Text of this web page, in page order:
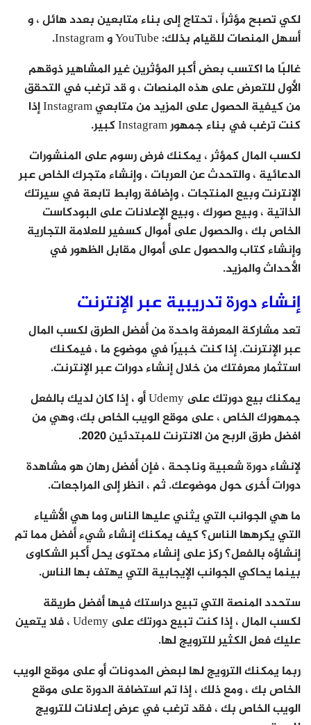
لكي تصبح مؤثراً ، تحتاج إلى بناء متابعين بعدد هائل ، و
أسهل المنصات للقيام بذلك: YouTube و Instagram.
غالبًا ما اكتسب بعض أكبر المؤثرين غير المشاهير ذوقهم
الأول للتعرض على هذه المنصات ، و قد ترغب في التحقق
من كيفية الحصول على المزيد من متابعي Instagram إذا
كنت ترغب في بناء جمهور Instagram كبير.
لكسب المال كمؤثر ، يمكنك فرض رسوم على المنشورات
الدعائية ، والتحدث عن العربات ، وإنشاء متجرك الخاص عبر
الإنترنت وبيع المنتجات ، وإضافة روابط تابعة في سيرتك
الذاتية ، وبيع صورك ، وبيع الإعلانات على البودكاست
الخاص بك ، والحصول على أموال كسفير للعلامة التجارية
وإنشاء كتاب والحصول على أموال مقابل الظهور في
الأحداث والمزيد.
إنشاء دورة تدريبية عبر الإنترنت
تعد مشاركة المعرفة واحدة من أفضل الطرق لكسب المال
عبر الإنترنت. إذا كنت خبيرًا في موضوع ما ، فيمكنك
استثمار معرفتك من خلال إنشاء دورات عبر الإنترنت.
يمكنك بيع دورتك على Udemy أو ، إذا كان لديك بالفعل
جمهورك الخاص ، على موقع الويب الخاص بك، وهي من
افضل طرق الربح من الانترنت للمبتدئين 2020.
لإنشاء دورة شعبية وناجحة ، فإن أفضل رهان هو مشاهدة
دورات أخرى حول موضوعك. ثم ، انظر إلى المراجعات.
ما هي الجوانب التي يثني عليها الناس وما هي الأشياء
التي يكرهها الناس؟ كيف يمكنك إنشاء شيء أفضل مما تم
إنشاؤه بالفعل؟ ركز على إنشاء محتوى يحل أكبر الشكاوى
بينما يحاكي الجوانب الإيجابية التي يهتف بها الناس.
ستحدد المنصة التي تبيع دراستك فيها أفضل طريقة
لكسب المال ، إذا كنت تبيع دورتك على Udemy ، فلا يتعين
عليك فعل الكثير للترويج لها.
ربما يمكنك الترويج لها لبعض المدونات أو على موقع الويب
الخاص بك ، ومع ذلك ، إذا تم استضافة الدورة على موقع
الويب الخاص بك ، فقد ترغب في عرض إعلانات للترويج